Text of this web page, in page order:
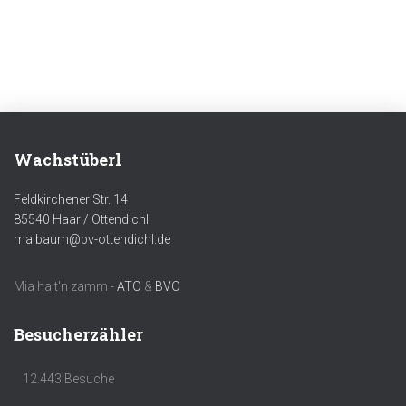
Wachstüberl
Feldkirchener Str. 14
85540 Haar / Ottendichl
maibaum@bv-ottendichl.de
Mia halt'n zamm -ATO & BVO
Besucherzähler
12.443 Besuche